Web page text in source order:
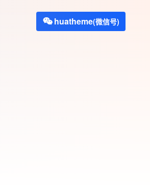
huatheme(微信号)